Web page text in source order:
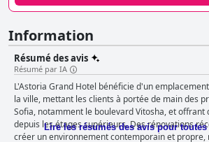
Information
Résumé des avis
Résumé par IA
L'Astoria Grand Hotel bénéficie d'un
la ville, mettant les clients à portée de main des
Sofia, notamment le boulevard Vitosha, et offrant
depuis les étages supérieurs. Des rénovations
créer un environnement contemporain et propre,
Lire les résumés des avis pour